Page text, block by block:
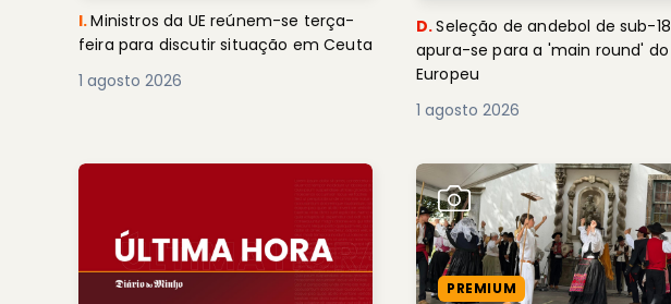
I.Ministros da UE reúnem-se terça-
feira para discutir situação em Ceuta
1 agosto 2026
D.Seleção de andebol de sub-18
apura-se para a 'main round' do
Europeu
1 agosto 2026
PREMIUM